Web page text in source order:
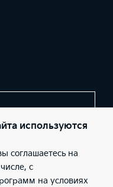
Смоленск»
д. 50; Телефон:
1086731010937),
г.Москва, Валовая
используются
соглашаетесь на
с
на условиях